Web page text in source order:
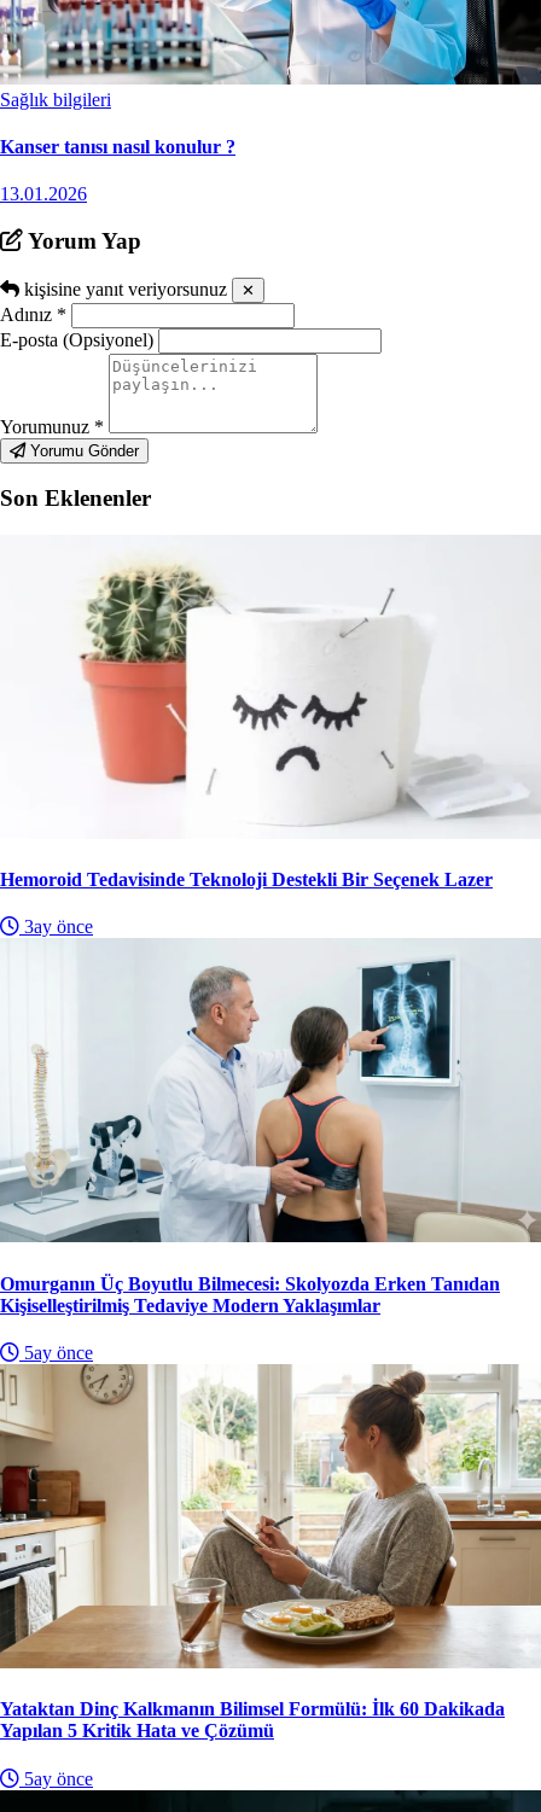
Sağlık bilgileri
Kanser tanısı nasıl konulur ?
13.01.2026
Yorum Yap
kişisine yanıt veriyorsunuz ✕
Adınız *
E-posta (Opsiyonel)
Yorumunuz *
Yorumu Gönder
Son Eklenenler
Hemoroid Tedavisinde Teknoloji Destekli Bir Seçenek Lazer
3ay önce
Omurganın Üç Boyutlu Bilmecesi: Skolyozda Erken Tanıdan
Kişiselleştirilmiş Tedaviye Modern Yaklaşımlar
5ay önce
Yataktan Dinç Kalkmanın Bilimsel Formülü: İlk 60 Dakikada
Yapılan 5 Kritik Hata ve Çözümü
5ay önce